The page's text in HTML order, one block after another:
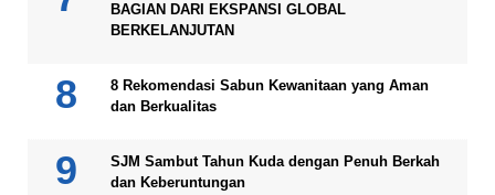
BAGIAN DARI EKSPANSI GLOBAL
BERKELANJUTAN
8 Rekomendasi Sabun Kewanitaan yang Aman
dan Berkualitas
SJM Sambut Tahun Kuda dengan Penuh Berkah
dan Keberuntungan